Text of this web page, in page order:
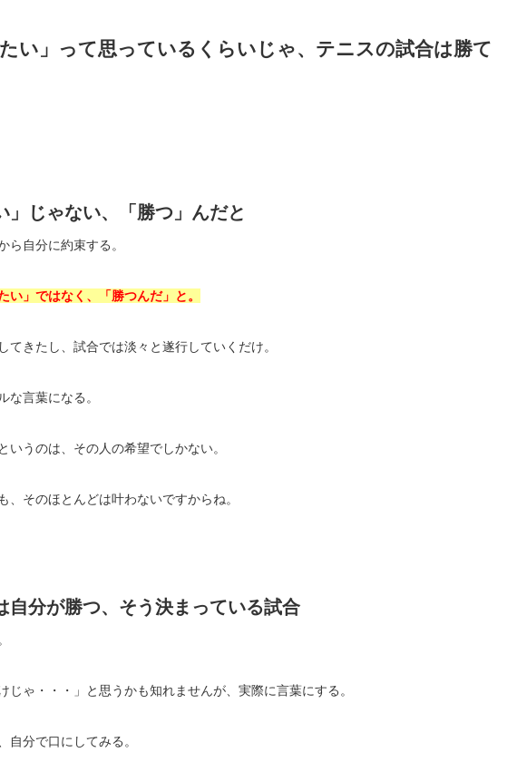
い」って思っているくらいじゃ、テニスの試合は勝て
」じゃない、「勝つ」んだと
ら自分に約束する。
い」ではなく、「勝つんだ」と。
てきたし、試合では淡々と遂行していくだけ。
な言葉になる。
いうのは、その人の希望でしかない。
、そのほとんどは叶わないですからね。
自分が勝つ、そう決まっている試合
じゃ・・・」と思うかも知れませんが、実際に言葉にする。
自分で口にしてみる。